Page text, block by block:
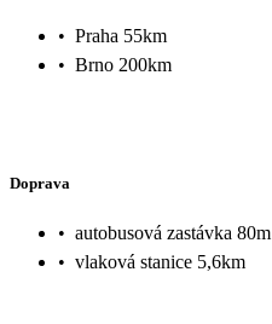
• Praha 55km
• Brno 200km
Doprava
• autobusová zastávka 80m
• vlaková stanice 5,6km